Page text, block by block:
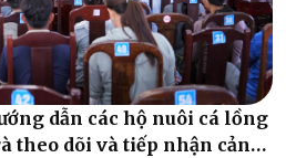
dẫn các hộ nuôi cá lồng
theo dõi và tiếp nhận cảnh